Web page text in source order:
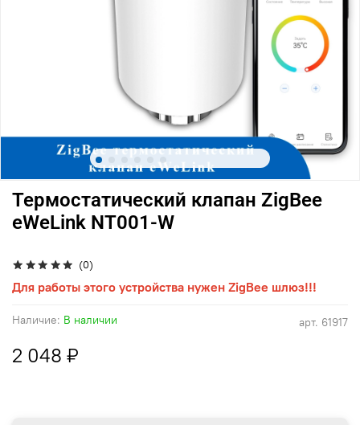
(0)
арт. 61917
Наличие: В наличии
Термостатический клапан ZigBee
eWeLink NT001-W
2 048 ₽
Для работы этого устройства нужен ZigBee шлюз!!!